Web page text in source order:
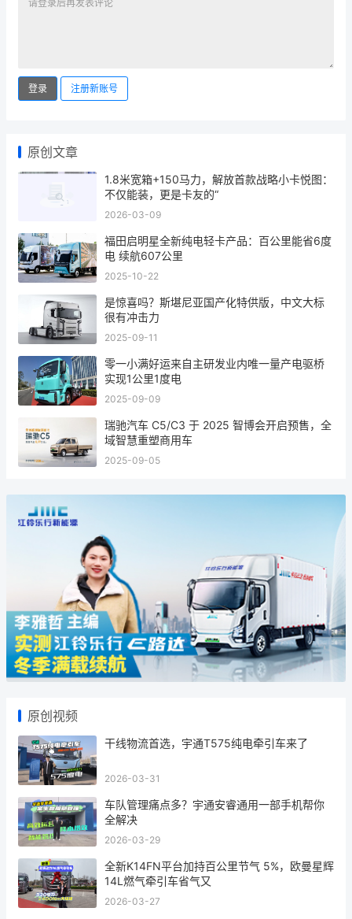
登录 注册新账号
原创文章
1.8米宽箱+150马力，解放首款战略小卡悦图：
不仅能装，更是卡友的“
2026-03-09
福田启明星全新纯电轻卡产品：百公里能省6度
电 续航607公里
2025-10-22
是惊喜吗？斯堪尼亚国产化特供版，中文大标
很有冲击力
2025-09-11
零一小满好运来自主研发业内唯一量产电驱桥
实现1公里1度电
2025-09-09
瑞驰汽车 C5/C3 于 2025 智博会开启预售，全
域智慧重塑商用车
2025-09-05
原创视频
干线物流首选，宇通T575纯电牵引车来了
2026-03-31
车队管理痛点多？宇通安睿通用一部手机帮你
全解决
2026-03-29
全新K14FN平台加持百公里节气 5%，欧曼星辉
14L燃气牵引车省气又
2026-03-27